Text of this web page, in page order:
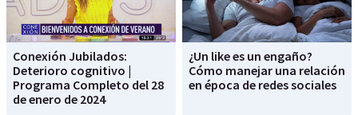
Conexión Jubilados:
Deterioro cognitivo |
Programa Completo del 28
de enero de 2024
¿Un like es un engaño?
Cómo manejar una relación
en época de redes sociales